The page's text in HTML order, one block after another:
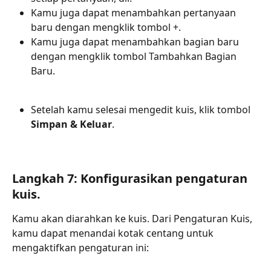
Kamu juga dapat menambahkan pertanyaan
baru dengan mengklik tombol +.
Kamu juga dapat menambahkan bagian baru
dengan mengklik tombol Tambahkan Bagian
Baru.
Setelah kamu selesai mengedit kuis, klik tombol
Simpan & Keluar.
Langkah 7: Konfigurasikan pengaturan
kuis.
Kamu akan diarahkan ke kuis. Dari Pengaturan Kuis,
kamu dapat menandai kotak centang untuk
mengaktifkan pengaturan ini: